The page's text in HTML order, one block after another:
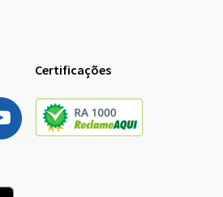
Certificações